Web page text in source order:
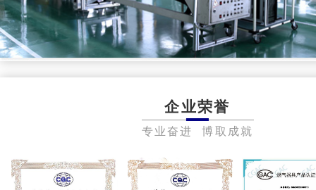
企业荣誉
专业奋进 博取成就